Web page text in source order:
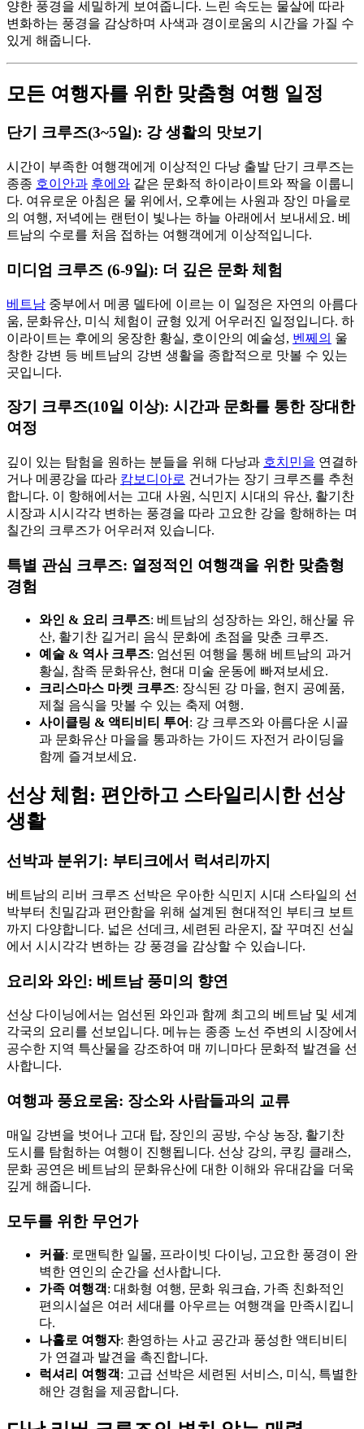
양한 풍경을 세밀하게 보여줍니다. 느린 속도는 물살에 따라
변화하는 풍경을 감상하며 사색과 경이로움의 시간을 가질 수
있게 해줍니다.
모든 여행자를 위한 맞춤형 여행 일정
단기 크루즈(3~5일): 강 생활의 맛보기
시간이 부족한 여행객에게 이상적인 다낭 출발 단기 크루즈는
종종 호이안과 후에와 같은 문화적 하이라이트와 짝을 이룹니
다. 여유로운 아침은 물 위에서, 오후에는 사원과 장인 마을로
의 여행, 저녁에는 랜턴이 빛나는 하늘 아래에서 보내세요. 베
트남의 수로를 처음 접하는 여행객에게 이상적입니다.
미디엄 크루즈 (6-9일): 더 깊은 문화 체험
베트남 중부에서 메콩 델타에 이르는 이 일정은 자연의 아름다
움, 문화유산, 미식 체험이 균형 있게 어우러진 일정입니다. 하
이라이트는 후에의 웅장한 황실, 호이안의 예술성, 벤쩨의 울
창한 강변 등 베트남의 강변 생활을 종합적으로 맛볼 수 있는
곳입니다.
장기 크루즈(10일 이상): 시간과 문화를 통한 장대한
여정
깊이 있는 탐험을 원하는 분들을 위해 다낭과 호치민을 연결하
거나 메콩강을 따라 캄보디아로 건너가는 장기 크루즈를 추천
합니다. 이 항해에서는 고대 사원, 식민지 시대의 유산, 활기찬
시장과 시시각각 변하는 풍경을 따라 고요한 강을 항해하는 며
칠간의 크루즈가 어우러져 있습니다.
특별 관심 크루즈: 열정적인 여행객을 위한 맞춤형
경험
와인 & 요리 크루즈: 베트남의 성장하는 와인, 해산물 유
산, 활기찬 길거리 음식 문화에 초점을 맞춘 크루즈.
예술 & 역사 크루즈: 엄선된 여행을 통해 베트남의 과거
황실, 참족 문화유산, 현대 미술 운동에 빠져보세요.
크리스마스 마켓 크루즈: 장식된 강 마을, 현지 공예품,
제철 음식을 맛볼 수 있는 축제 여행.
사이클링 & 액티비티 투어 : 강 크루즈와 아름다운 시골
과 문화유산 마을을 통과하는 가이드 자전거 라이딩을
함께 즐겨보세요.
선상 체험: 편안하고 스타일리시한 선상
생활
선박과 분위기: 부티크에서 럭셔리까지
베트남의 리버 크루즈 선박은 우아한 식민지 시대 스타일의 선
박부터 친밀감과 편안함을 위해 설계된 현대적인 부티크 보트
까지 다양합니다. 넓은 선데크, 세련된 라운지, 잘 꾸며진 선실
에서 시시각각 변하는 강 풍경을 감상할 수 있습니다.
요리와 와인: 베트남 풍미의 향연
선상 다이닝에서는 엄선된 와인과 함께 최고의 베트남 및 세계
각국의 요리를 선보입니다. 메뉴는 종종 노선 주변의 시장에서
공수한 지역 특산물을 강조하여 매 끼니마다 문화적 발견을 선
사합니다.
여행과 풍요로움: 장소와 사람들과의 교류
매일 강변을 벗어나 고대 탑, 장인의 공방, 수상 농장, 활기찬
도시를 탐험하는 여행이 진행됩니다. 선상 강의, 쿠킹 클래스,
문화 공연은 베트남의 문화유산에 대한 이해와 유대감을 더욱
깊게 해줍니다.
모두를 위한 무언가
커플: 로맨틱한 일몰, 프라이빗 다이닝, 고요한 풍경이 완
벽한 연인의 순간을 선사합니다.
가족 여행객: 대화형 여행, 문화 워크숍, 가족 친화적인
편의시설은 여러 세대를 아우르는 여행객을 만족시킵니
다.
나홀로 여행자: 환영하는 사교 공간과 풍성한 액티비티
가 연결과 발견을 촉진합니다.
럭셔리 여행객: 고급 선박은 세련된 서비스, 미식, 특별한
해안 경험을 제공합니다.